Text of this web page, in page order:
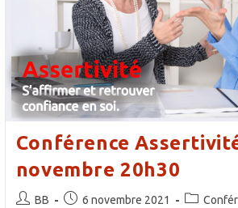
Conférence
novembre 20h30
Auteur/autrice
BB
Publication
6 novembre 2021
Post